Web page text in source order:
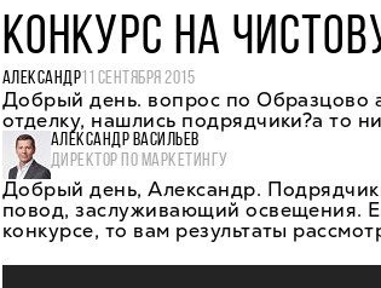
КОНКУРС НА
АЛЕКСАНДР11 СЕНТЯБРЯ 2015
Добрый день. вопрос по Образцово
отделку, нашлись подрядчики?а то
АЛЕКСАНДР ВАСИЛЬЕВ
ДИРЕКТОР ПО МАРКЕТИНГУ
Добрый день, Александр.
повод, заслуживающий освещения.
конкурсе, то вам результаты